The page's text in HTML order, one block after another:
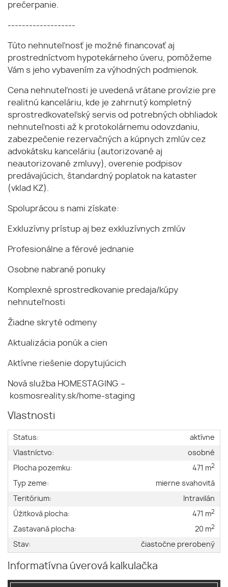
prečerpanie.
-------------------
Túto nehnuteľnosť je možné financovať aj
prostredníctvom hypotekárneho úveru, pomôžeme
Vám s jeho vybavením za výhodných podmienok.
Cena nehnuteľnosti je uvedená vrátane provízie pre
realitnú kanceláriu, kde je zahrnutý kompletný
sprostredkovateľský servis od potrebných obhliadok
nehnuteľnosti až k protokolárnemu odovzdaniu,
zabezpečenie rezervačných a kúpnych zmlúv cez
advokátsku kanceláriu (autorizované aj
neautorizované zmluvy), overenie podpisov
predávajúcich, štandardný poplatok na kataster
(vklad KZ).
Spoluprácou s nami získate:
Exkluzívny prístup aj bez exkluzívnych zmlúv
Profesionálne a férové jednanie
Osobne nabrané ponuky
Komplexné sprostredkovanie predaja/kúpy
nehnuteľnosti
Žiadne skryté odmeny
Aktualizácia ponúk a cien
Aktívne riešenie dopytujúcich
Nová služba HOMESTAGING –
kosmosreality.sk/home-staging
Vlastnosti
Status:
aktívne
Vlastníctvo:
osobné
Plocha pozemku:
471 m2
Typ zeme:
mierne svahovitá
Teritórium:
Intravilán
Úžitková plocha:
471 m2
Zastavaná plocha: 20 m2
Stav: čiastočne prerobený
Informatívna úverová kalkulačka